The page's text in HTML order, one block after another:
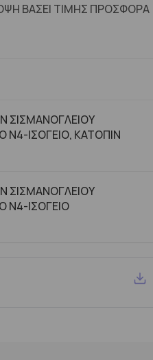
ΒΑΣΕΙ ΤΙΜΗΣ ΠΡΟΣΦΟΡΑ
ΣΙΣΜΑΝΟΓΛΕΙΟΥ
ΙΣΟΓΕΙΟ, ΚΑΤΟΠΙΝ
ΣΙΣΜΑΝΟΓΛΕΙΟΥ
Ν4-ΙΣΟΓΕΙΟ